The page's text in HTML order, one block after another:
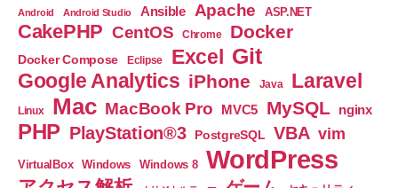
Android Android Studio Ansible Apache ASP.NET
CakePHP CentOS Chrome Docker
Docker Compose Eclipse Excel Git
Google Analytics iPhone Java Laravel
Linux Mac MacBook Pro MVC5 MySQL nginx
PHP PlayStation®3 PostgreSQL VBA vim
VirtualBox Windows Windows 8 WordPress